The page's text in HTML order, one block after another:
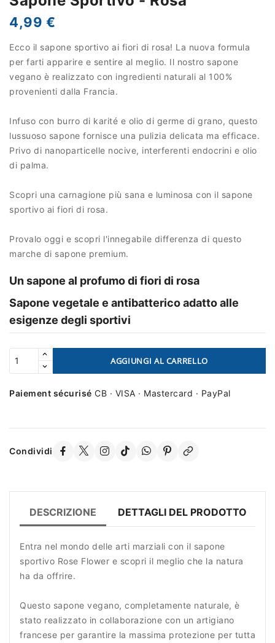
4,99 €
Ecco il sapone sportivo ai fiori di rosa! La nuova formula
per farti apparire e sentire al meglio. Il nostro sapone
vegano è realizzato con ingredienti naturali al 100%
provenienti dalla Francia.
Infuso con burro di karité e olio di germe di grano, questo
lussuoso sapone fornisce una pulizia delicata ma efficace.
Privo di nanoparticelle nocive, interferenti endocrini e olio
di palma.
Scopri una carnagione più sana e luminosa con il sapone
sportivo ai fiori di rosa.
Provalo oggi e scopri l'innegabile differenza di questo
marche di sapone premium.
Un sapone al profumo di fiori di rosa
Sapone vegetale e antibatterico adatto alle
esigenze degli sportivi
AGGIUNGI AL CARRELLO
Paiement sécurisé CB · VISA · Mastercard · PayPal
Condividi
DESCRIZIONE DETTAGLI DEL PRODOTTO
Entra nel mondo delle arti marziali con il sapone
sportivo Rose Flower e scopri il meglio che la natura
ha da offrire.
Questo sapone vegano, completamente naturale, è
stato realizzato in collaborazione con un artigiano
francese per garantire la massima protezione per tutta